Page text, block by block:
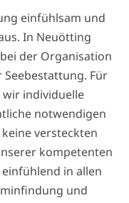
einfühlsam und
In Neuötting
der Organisation
Seebestattung. Für
individuelle
notwendigen
versteckten
kompetenten
in allen
und